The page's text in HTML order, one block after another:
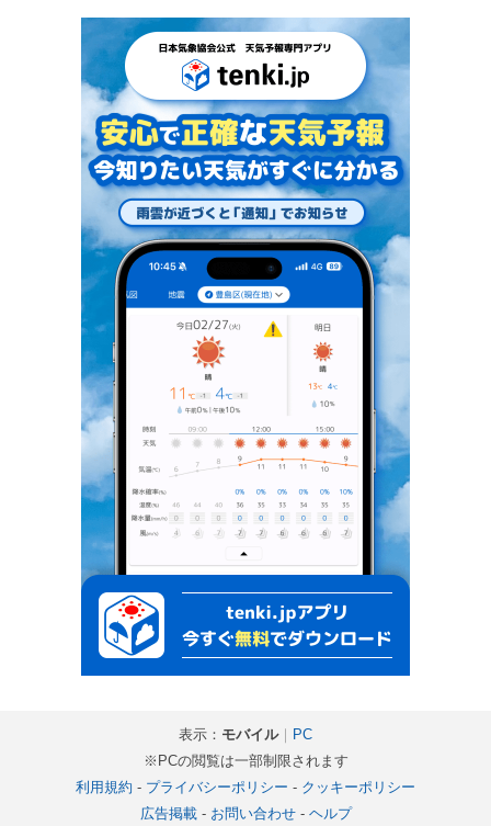
表示： モバイル｜ PC
※PCの閲覧は一部制限されます
利用規約 - プライバシーポリシー - クッキーポリシー
広告掲載- お問い合わせ- ヘルプ